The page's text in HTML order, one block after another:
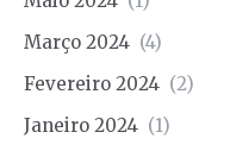
Março 2024 (4)
Fevereiro 2024 (2)
Janeiro 2024 (1)